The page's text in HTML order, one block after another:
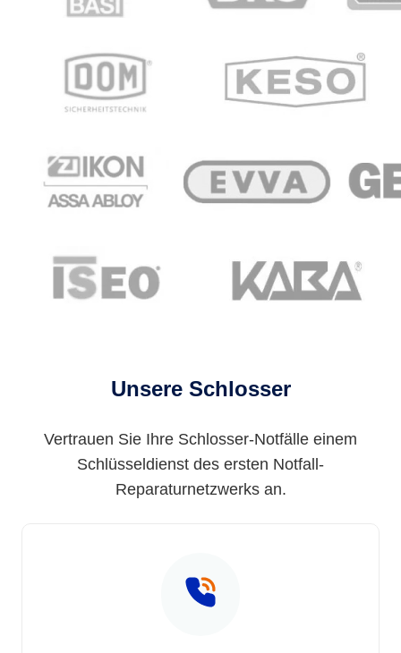
Unsere Schlosser
Vertrauen Sie Ihre Schlosser-Notfälle einem
Schlüsseldienst des ersten Notfall-
Reparaturnetzwerks an.